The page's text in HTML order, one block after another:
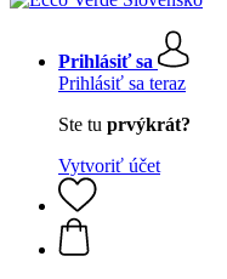
Prihlásiť sa
Prihlásiť sa teraz
Ste tu prvýkrát?
Vytvoriť účet